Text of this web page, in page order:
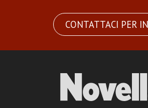
CONTATTACI PER